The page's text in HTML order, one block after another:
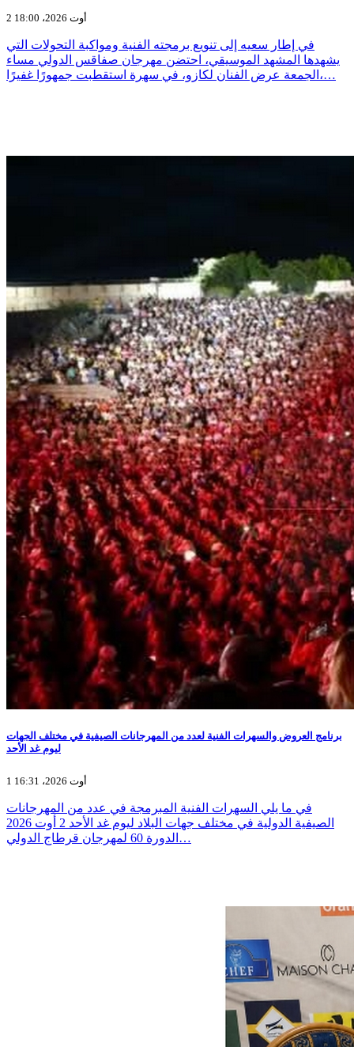
2 أوت 2026، 18:00
في إطار سعيه إلى تنويع برمجته الفنية ومواكبة التحولات التي
يشهدها المشهد الموسيقي، احتضن مهرجان صفاقس الدولي مساء
الجمعة عرض الفنان لكازو، في سهرة استقطبت جمهورًا غفيرًا،…
برنامج العروض والسهرات الفنية لعدد من المهرجانات الصيفية في مختلف الجهات
ليوم غد الأحد
1 أوت 2026، 16:31
في ما يلي السهرات الفنية المبرمجة في عدد من المهرجانات
الصيفية الدولية في مختلف جهات البلاد ليوم غد الأحد 2 أوت 2026
الدورة 60 لمهرجان قرطاج الدولي…